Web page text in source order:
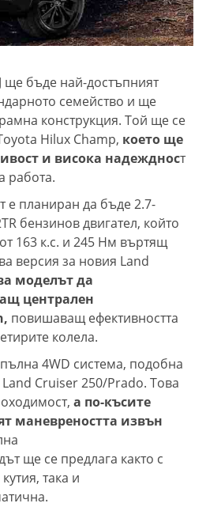
ще бъде най-достъпният
семейство и ще
конструкция. Той ще се
Hilux Champ, което ще
и висока надеждност
работа.
е планиран да бъде 2.7-
бензинов двигател, който
163 к.с. и 245 Нм въртящ
версия за новия Land
моделът да
централен
повишаващ ефективността
колела.
4WD система, подобна
Cruiser 250/Prado. Това
а по-късите
маневреността извън
ще се предлага както с
така и